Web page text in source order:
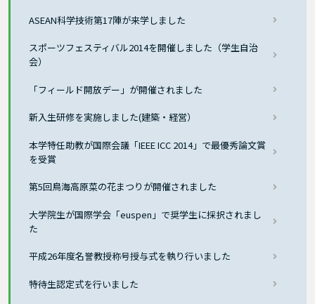
ASEAN科学技術第17陣が来学しました
スポーツフェスティバル2014を開催しました（学生自治
会）
「フィールド開放デー」が開催されました
新入生研修を実施しました(建築・経営）
本学特任助教が国際会議「IEEE ICC 2014」で最優秀論文賞
を受賞
第5回鳥海高原菜の花まつりが開催されました
大学院生が国際学会「euspen」で奨学生に採択されまし
た
平成26年度名誉教授称号授与式を執り行いました
特待生認定式を行いました